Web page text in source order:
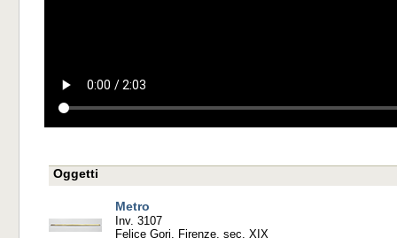
Oggetti
Metro
Inv. 3107
Felice Gori, Firenze, sec. XIX